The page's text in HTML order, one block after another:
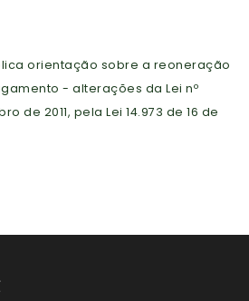
orientação sobre a reoneração
- alterações da Lei nº
de 2011, pela Lei 14.973 de 16 de